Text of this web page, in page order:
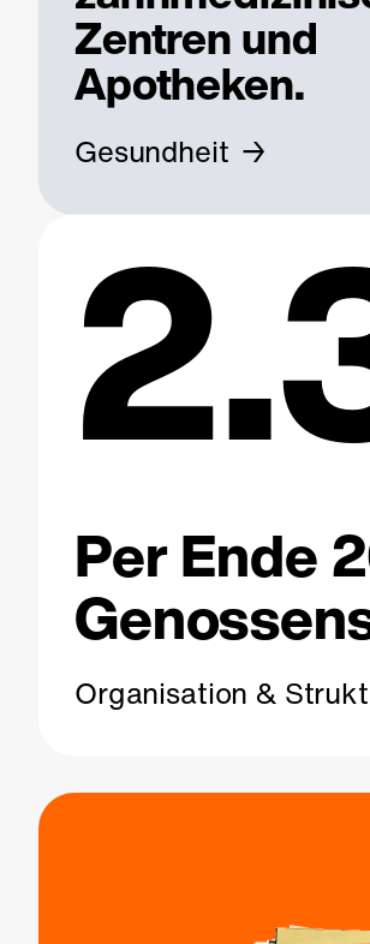
Zentren und
Apotheken.
Gesundheit
Per Ende
Organisation &